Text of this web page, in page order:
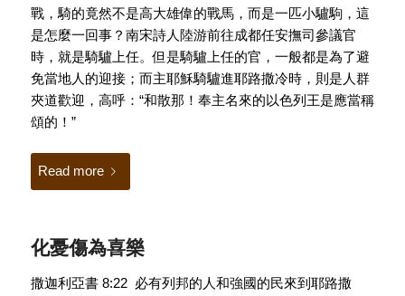
戰，騎的竟然不是高大雄偉的戰馬，而是一匹小驢駒，這
是怎麼一回事？南宋詩人陸游前往成都任安撫司參議官
時，就是騎驢上任。但是騎驢上任的官，一般都是為了避
免當地人的迎接；而主耶穌騎驢進耶路撒冷時，則是人群
夾道歡迎，高呼：“和散那！奉主名來的以色列王是應當稱
頌的！”
Read more
化憂傷為喜樂
撒迦利亞書 8:22 必有列邦的人和強國的民來到耶路撒